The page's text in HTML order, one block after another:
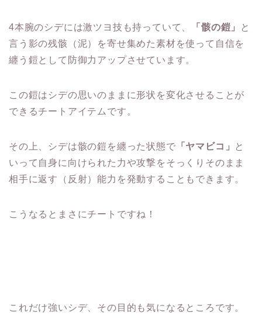
4本腕のシデには激ツヨ技も持っていて、 「骸の鎧」
と
言う影の残骸（泥）を寄せ集めた素材を使って自信を
纏う鎧として防御力アップさせています。
この鎧はシデの思いのままに形状を変化させることが
できるチートアイテムです。
その上、シデは骸の鎧を纏った状態で 「ヤマビコ」
と
いって自身に向けられた力や攻撃をそっくりそのまま
相手に返す（反射）能力を発動することもできます。
こうなるとまさにチートですね！
これだけ強いシデ、その目的も気になるところです。